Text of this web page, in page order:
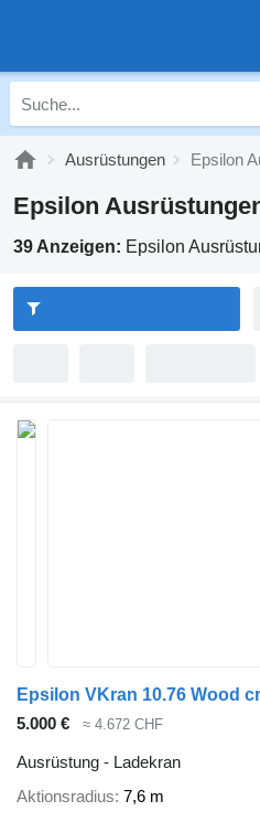
Ausrüstungen Epsilon
Epsilon
39 Anzeigen: Epsilon
Epsilon VKran 10.76 Wood
5.000 €
≈ 4.672 CHF
Ausrüstung - Ladekran
Aktionsradius 7,6 m